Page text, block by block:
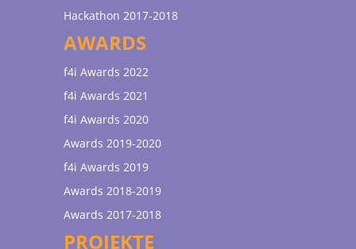
Hackathon 2017-2018
AWARDS
f4i Awards 2022
f4i Awards 2021
f4i Awards 2020
Awards 2019-2020
f4i Awards 2019
Awards 2018-2019
Awards 2017-2018
PROJEKTE